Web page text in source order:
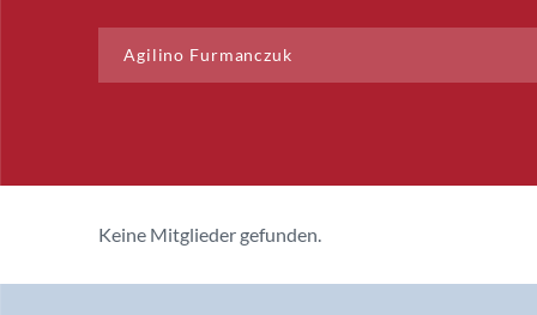
Keine Mitglieder gefunden.